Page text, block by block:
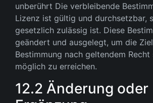
unberührt Die verbleibende
Lizenz ist gültig und durchsetzbar,
gesetzlich zulässig ist. Diese
geändert und ausgelegt, um die
Bestimmung nach geltendem
möglich zu erreichen.
12.2 Änderung oder